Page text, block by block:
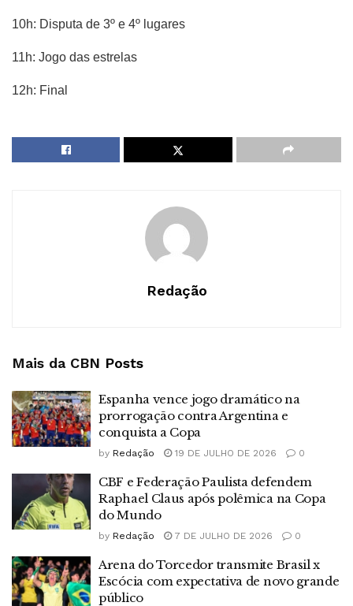
10h: Disputa de 3º e 4º lugares
11h: Jogo das estrelas
12h: Final
Redação
Mais da CBN Posts
Espanha vence jogo dramático na
prorrogação contra Argentina e
conquista a Copa
by Redação 19 DE JULHO DE 2026 0
CBF e Federação Paulista defendem
Raphael Claus após polêmica na Copa
do Mundo
by Redação 7 DE JULHO DE 2026 0
Arena do Torcedor transmite Brasil x
Escócia com expectativa de novo grande
público